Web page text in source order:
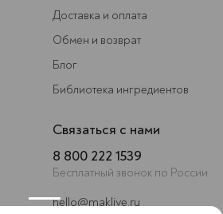
Доставка и оплата
Обмен и возврат
Блог
Библиотека ингредиентов
Связаться с нами
8 800 222 1539
Бесплатный звонок по России
hello@maklive.ru